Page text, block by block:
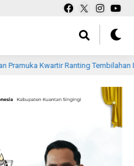
Ranting Tembilahan Ikuti